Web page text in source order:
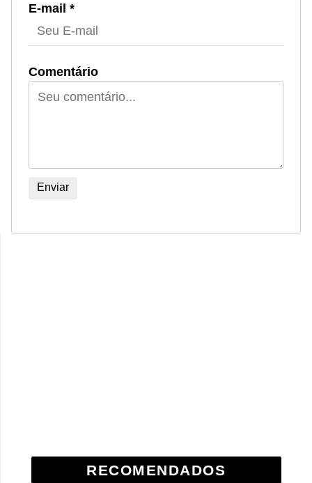
E-mail *
Comentário
RECOMENDADOS